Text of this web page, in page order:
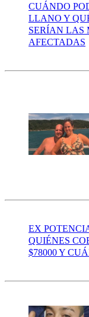
CUÁNDO
LLANO Y
SERÍAN LAS
AFECTADAS
EX
QUIÉNES
$78000 Y